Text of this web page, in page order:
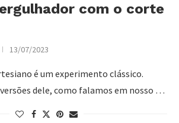
com o corte
13/07/2023
é um experimento clássico.
dele, como falamos em nosso …